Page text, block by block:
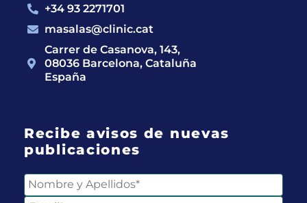
+34 93 2271701
masalas@clinic.cat
Carrer de Casanova, 143,
08036 Barcelona, Cataluña
España
Recibe avisos de nuevas
publicaciones